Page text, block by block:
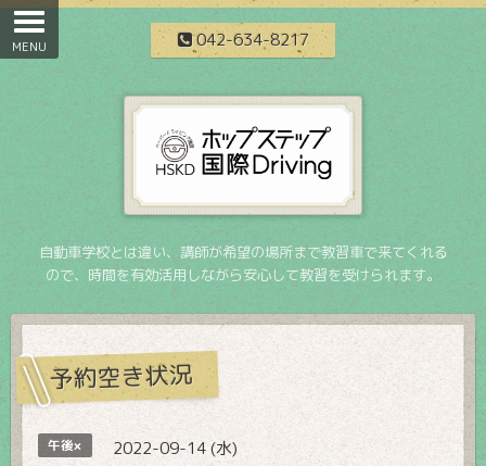
042-634-8217
自動車学校とは違い、講師が希望の場所まで教習車で来てくれる
ので、時間を有効活用しながら安心して教習を受けられます。
予約空き状況
午後× 2022-09-14 (水)